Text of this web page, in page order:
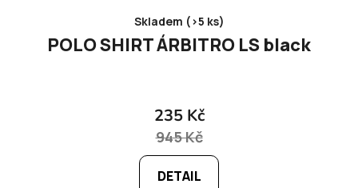
Skladem (>5 ks)
POLO SHIRT ÁRBITRO LS black
235 Kč
945 Kč
DETAIL